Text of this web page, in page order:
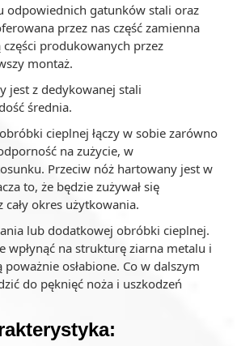
odpowiednich gatunków stali oraz
przez nas część zamienna
produkowanych przez
montaż.
jest z dedykowanej stali
średnia.
cieplnej łączy w sobie zarówno
na zużycie, w
Przeciw nóż hartowany jest w
to, że będzie zużywał się
okres użytkowania.
lub dodatkowej obróbki cieplnej.
wpłynąć na strukturę ziarna metalu i
poważnie osłabione. Co w dalszym
do pęknięć noża i uszkodzeń